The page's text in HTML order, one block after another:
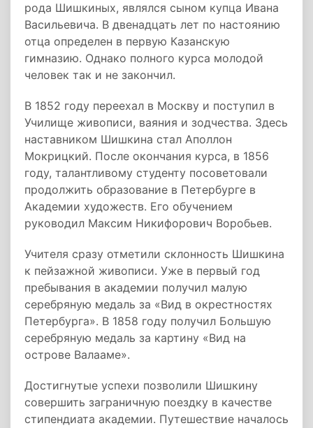
рода Шишкиных, являлся сыном купца Ивана
Васильевича. В двенадцать лет по настоянию
отца определен в первую Казанскую
гимназию. Однако полного курса молодой
человек так и не закончил.
В 1852 году переехал в Москву и поступил в
Училище живописи, ваяния и зодчества. Здесь
наставником Шишкина стал Аполлон
Мокрицкий. После окончания курса, в 1856
году, талантливому студенту посоветовали
продолжить образование в Петербурге в
Академии художеств. Его обучением
руководил Максим Никифорович Воробьев.
Учителя сразу отметили склонность Шишкина
к пейзажной живописи. Уже в первый год
пребывания в академии получил малую
серебряную медаль за «Вид в окрестностях
Петербурга». В 1858 году получил Большую
серебряную медаль за картину «Вид на
острове Валааме».
Достигнутые успехи позволили Шишкину
совершить заграничную поездку в качестве
стипендиата академии. Путешествие началось